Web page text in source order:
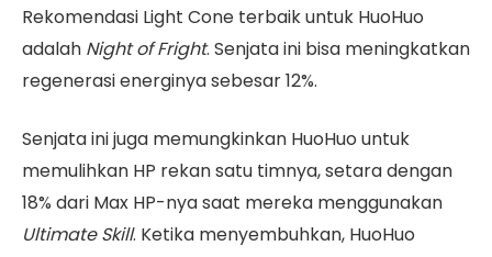
Rekomendasi Light Cone terbaik untuk HuoHuo
adalah Night of Fright. Senjata ini bisa meningkatkan
regenerasi energinya sebesar 12%.
Senjata ini juga memungkinkan HuoHuo untuk
memulihkan HP rekan satu timnya, setara dengan
18% dari Max HP-nya saat mereka menggunakan
Ultimate Skill. Ketika menyembuhkan, HuoHuo